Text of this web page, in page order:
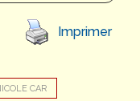
Imprimer
CAR